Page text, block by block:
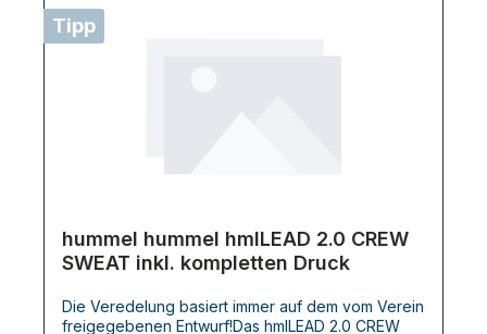
Tipp
hummel hummel hmlLEAD 2.0 CREW
SWEAT inkl. kompletten Druck
Die Veredelung basiert immer auf dem vom Verein
freigegebenen Entwurf!Das hmlLEAD 2.0 CREW